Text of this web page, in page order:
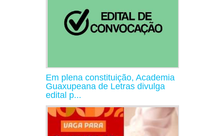
Em plena constituição, Academia
Guaxupeana de Letras divulga
edital p...